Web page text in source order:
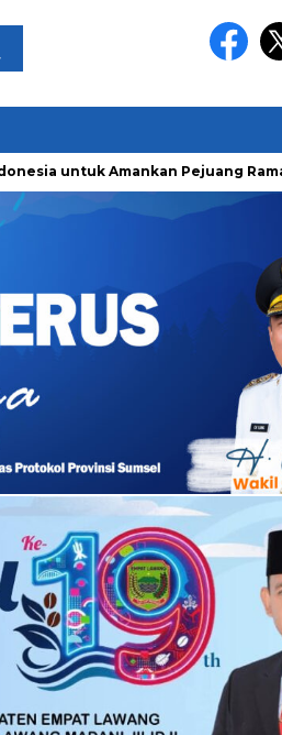
Amankan Pejuang Ramadan